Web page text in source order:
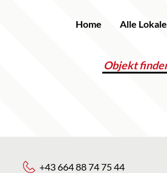
Home Alle Lokale
+43 664 88 74 75 44